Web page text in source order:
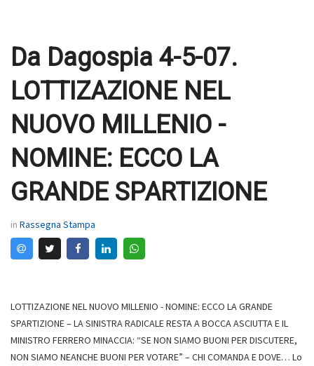
Da Dagospia 4-5-07.
LOTTIZAZIONE NEL
NUOVO MILLENIO -
NOMINE: ECCO LA
GRANDE SPARTIZIONE
in Rassegna Stampa
LOTTIZAZIONE NEL NUOVO MILLENIO - NOMINE: ECCO LA GRANDE
SPARTIZIONE – LA SINISTRA RADICALE RESTA A BOCCA ASCIUTTA E IL
MINISTRO FERRERO MINACCIA: “SE NON SIAMO BUONI PER DISCUTERE,
NON SIAMO NEANCHE BUONI PER VOTARE” – CHI COMANDA E DOVE… Lo